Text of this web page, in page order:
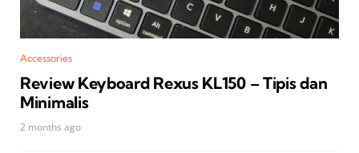
Accessories
Review Keyboard Rexus KL150 – Tipis dan
Minimalis
2 months ago